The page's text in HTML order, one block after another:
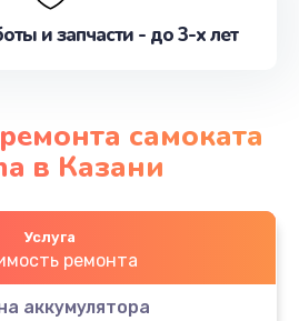
и запчасти - до 3-х лет
самоката
в Казани
Услуга
ремонта
аккумулятора